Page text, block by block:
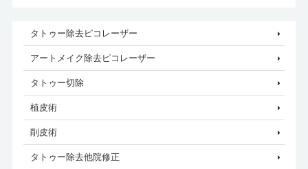
タトゥー除去ピコレーザー
アートメイク除去ピコレーザー
タトゥー切除
植皮術
削皮術
タトゥー除去他院修正